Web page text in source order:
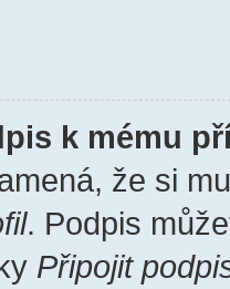
k mému
že si
. Podpis
Připojit